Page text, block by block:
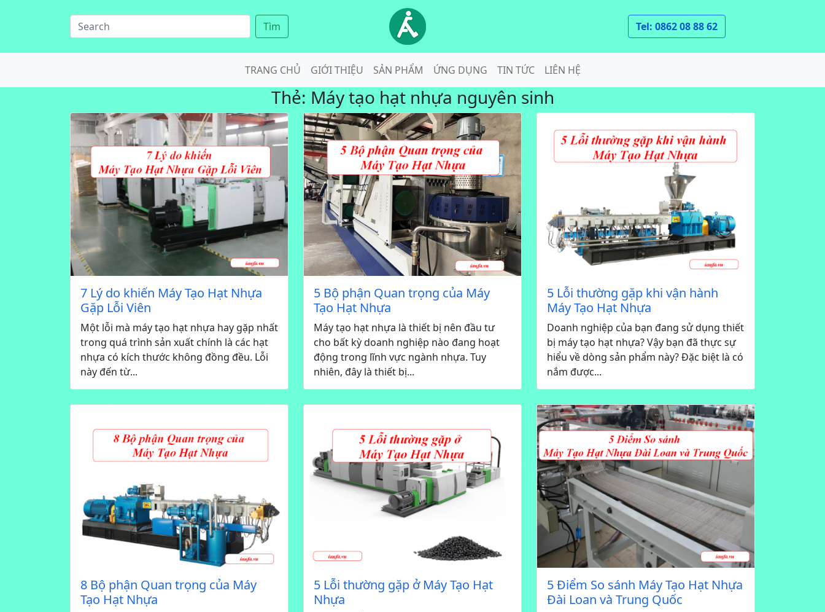
Tìm Tel: 0862 08 88 62
TRANG CHỦ GIỚI THIỆU SẢN PHẨM ỨNG DỤNG TIN TỨC LIÊN HỆ
Thẻ: Máy tạo hạt nhựa nguyên sinh
7 Lý do khiến Máy Tạo Hạt Nhựa
Gặp Lỗi Viên
Một lỗi mà máy tạo hạt nhựa hay gặp nhất
trong quá trình sản xuất chính là các hạt
nhựa có kích thước không đồng đều. Lỗi
này đến từ...
5 Bộ phận Quan trọng của Máy
Tạo Hạt Nhựa
Máy tạo hạt nhựa là thiết bị nên đầu tư
cho bất kỳ doanh nghiệp nào đang hoạt
động trong lĩnh vực ngành nhựa. Tuy
nhiên, đây là thiết bị...
5 Lỗi thường gặp khi vận hành
Máy Tạo Hạt Nhựa
Doanh nghiệp của bạn đang sử dụng thiết
bị máy tạo hạt nhựa? Vậy bạn đã thực sự
hiểu về dòng sản phẩm này? Đặc biệt là có
nắm được...
8 Bộ phận Quan trọng của Máy
Tạo Hạt Nhựa
5 Lỗi thường gặp ở Máy Tạo Hạt
Nhựa
5 Điểm So sánh Máy Tạo Hạt Nhựa
Đài Loan và Trung Quốc